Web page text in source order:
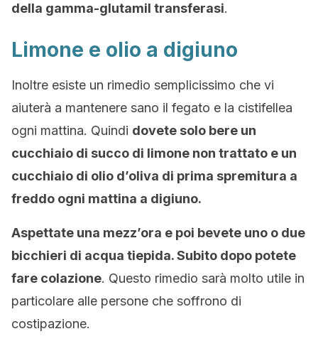
della gamma-glutamil transferasi.
Limone e olio a digiuno
Inoltre esiste un rimedio semplicissimo che vi
aiuterà a mantenere sano il fegato e la cistifellea
ogni mattina. Quindi dovete solo bere un
cucchiaio di succo di limone non trattato e un
cucchiaio di olio d’oliva di prima spremitura a
freddo ogni mattina a digiuno.
Aspettate una mezz’ora e poi bevete uno o due
bicchieri di acqua tiepida. Subito dopo potete
fare colazione. Questo rimedio sarà molto utile in
particolare alle persone che soffrono di
costipazione.